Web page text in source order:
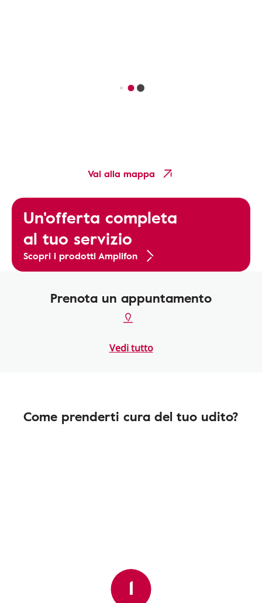
Vai alla mappa
Un'offerta completa
al tuo servizio
Scopri i prodotti Amplifon
Prenota un appuntamento
Vedi tutto
Come prenderti cura del tuo udito?
1